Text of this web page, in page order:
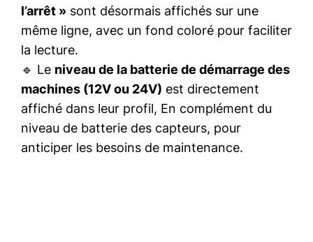
l’arrêt » sont désormais affichés sur une
même ligne, avec un fond coloré pour faciliter
la lecture.
🔹 Le niveau de la batterie de démarrage des
machines (12V ou 24V) est directement
affiché dans leur profil, En complément du
niveau de batterie des capteurs, pour
anticiper les besoins de maintenance.